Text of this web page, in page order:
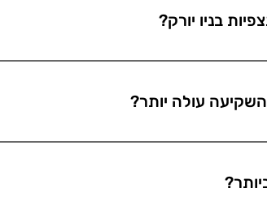
לתצפית על מנת להימנע מאי-נעימות.
בניו יורק?
באפליקציה ועוד.
עולה יותר?